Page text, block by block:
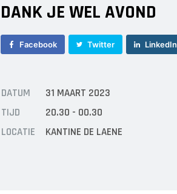
DANK JE WEL AVOND
Facebook Twitter LinkedIn
DATUM
31 MAART 2023
TIJD
20.30 - 00.30
LOCATIE
KANTINE DE LAENE